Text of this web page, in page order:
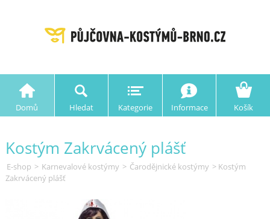
Domů Hledat Kategorie Informace Košík
Kostým Zakrvácený plášť
E-shop > Karnevalové kostýmy > Čarodějnické kostýmy > Kostým
Zakrvácený plášť